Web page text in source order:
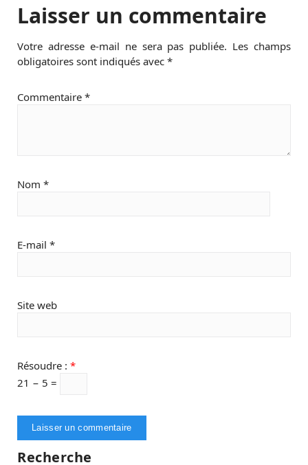
Laisser un commentaire
Votre adresse e-mail ne sera pas publiée. Les champs
obligatoires sont indiqués avec *
Commentaire *
Nom *
E-mail *
Site web
Résoudre : *
21 − 5 =
Recherche